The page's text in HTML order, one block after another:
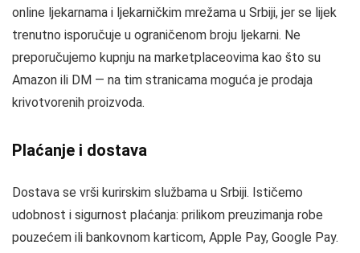
online ljekarnama i ljekarničkim mrežama u Srbiji, jer se lijek
trenutno isporučuje u ograničenom broju ljekarni. Ne
preporučujemo kupnju na marketplaceovima kao što su
Amazon ili DM — na tim stranicama moguća je prodaja
krivotvorenih proizvoda.
Plaćanje i dostava
Dostava se vrši kurirskim službama u Srbiji. Ističemo
udobnost i sigurnost plaćanja: prilikom preuzimanja robe
pouzećem ili bankovnom karticom, Apple Pay, Google Pay.